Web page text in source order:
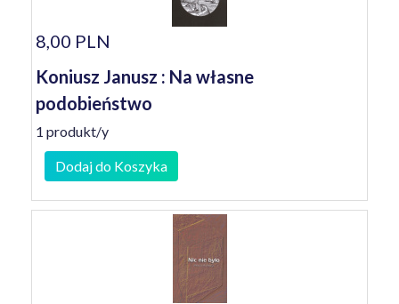
8,00 PLN
Koniusz Janusz : Na własne
podobieństwo
1 produkt/y
Dodaj do Koszyka